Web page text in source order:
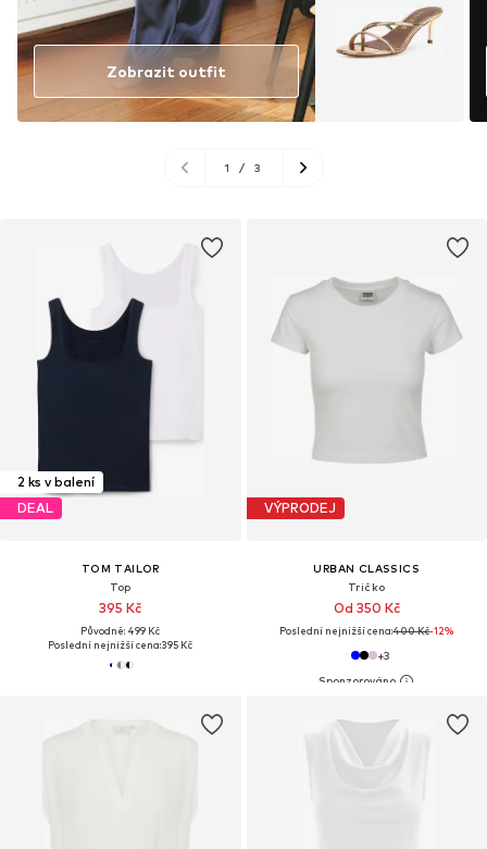
2 ks v balení
DEAL
TOM TAILOR
Top
395 Kč
Původně: 499 Kč
Poslední nejnižší cena:395 Kč
VÝPRODEJ
URBAN CLASSICS
Tričko
Od 350 Kč
Poslední nejnižší cena:400 Kč-12%
+3
Zobrazit outfit
1 / 3